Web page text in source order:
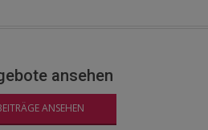
ansehen
ANSEHEN